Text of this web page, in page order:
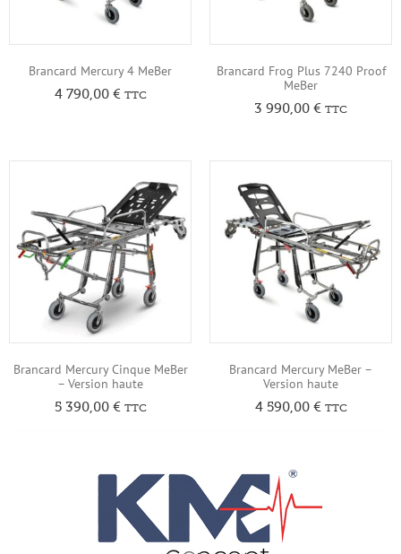
Brancard Mercury 4 MeBer
4 790,00 € TTC
Brancard Frog Plus 7240 Proof
MeBer
3 990,00 € TTC
Brancard Mercury Cinque MeBer
– Version haute
5 390,00 € TTC
Brancard Mercury MeBer –
Version haute
4 590,00 € TTC